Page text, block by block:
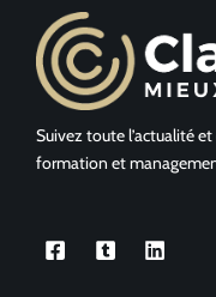
Suivez toute l’actualité
formation et